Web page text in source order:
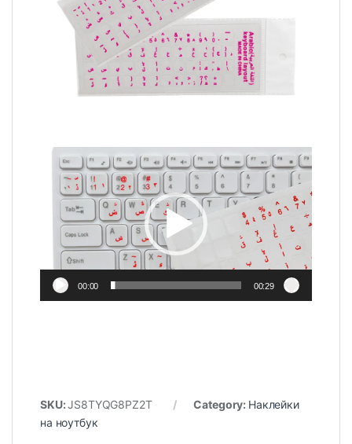
Video
Player
00:00 00:29
SKU:JS8TYQG8PZ2T Category: Наклейки
на ноутбук